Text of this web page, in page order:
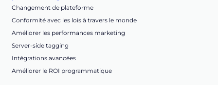
Changement de plateforme
Conformité avec les lois à travers le monde
Améliorer les performances marketing
Server-side tagging
Intégrations avancées
Améliorer le ROI programmatique